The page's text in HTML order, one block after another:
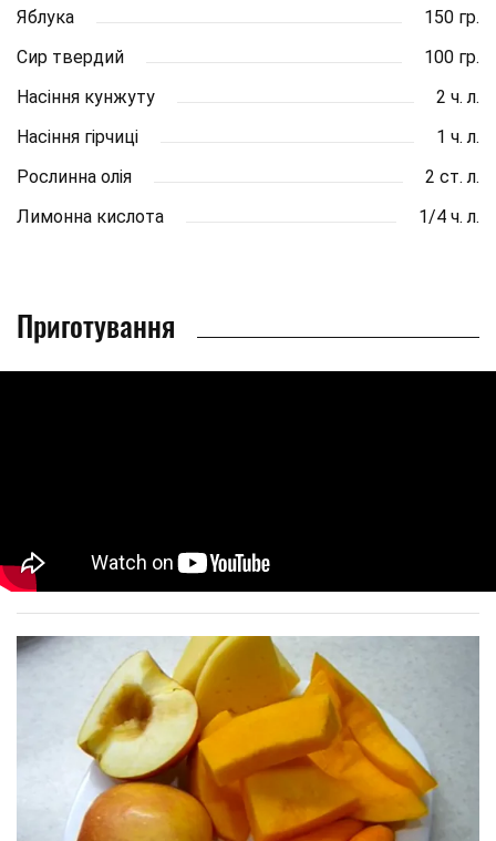
Яблука
150 гр.
Сир твердий
100 гр.
Насіння кунжуту
2 ч. л.
Насіння гірчиці
1 ч. л.
Рослинна олія
2 ст. л.
Лимонна кислота
1/4 ч. л.
Приготування